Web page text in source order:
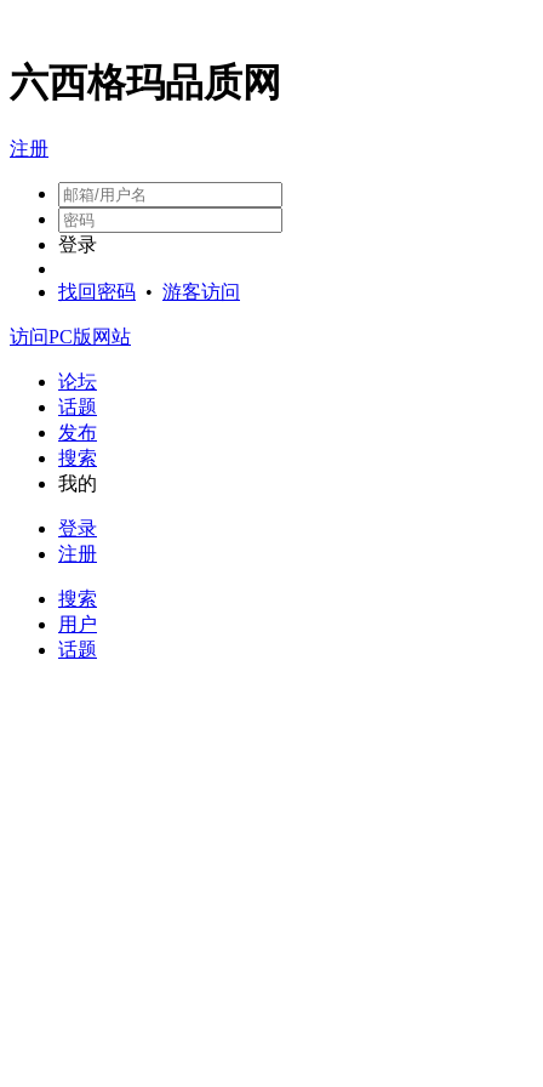
六西格玛品质网
注册
登录
找回密码 • 游客访问
访问PC版网站
论坛
话题
发布
搜索
我的
登录
注册
搜索
用户
话题